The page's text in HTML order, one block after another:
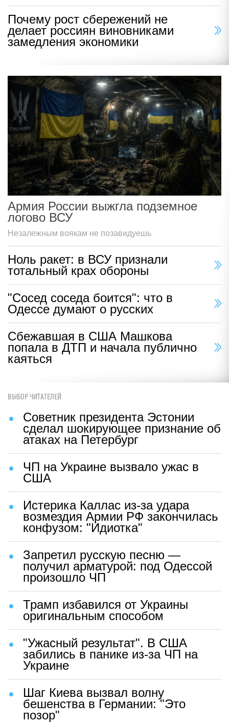
Почему рост сбережений не
делает россиян виновниками
замедления экономики
Армия России выжгла подземное
логово ВСУ
Незалежным воякам не позавидуешь
Ноль ракет: в ВСУ признали
тотальный крах обороны
"Сосед соседа боится": что в
Одессе думают о русских
Сбежавшая в США Машкова
попала в ДТП и начала публично
каяться
ВЫБОР ЧИТАТЕЛЕЙ
Советник президента Эстонии
сделал шокирующее признание об
атаках на Петербург
ЧП на Украине вызвало ужас в
США
Истерика Каллас из-за удара
возмездия Армии РФ закончилась
конфузом: "Идиотка"
Запретил русскую песню —
получил арматурой: под Одессой
произошло ЧП
Трамп избавился от Украины
оригинальным способом
"Ужасный результат". В США
забились в панике из-за ЧП на
Украине
Шаг Киева вызвал волну
бешенства в Германии: "Это
позор"